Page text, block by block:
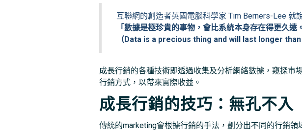
互聯網的創造者英國電腦科學家 Tim Berners-Lee 就
「數據是極珍貴的事物，會比系統本身存在得更久遠
（Data is a precious thing and will last longer
成長行銷的各種技術即透過收集及分析網絡數據，窺探市
行銷方式，以帶來實際收益。
成長行銷的技巧：無孔不入
傳統的marketing會根據行銷的手法，劃分出不同的行銷